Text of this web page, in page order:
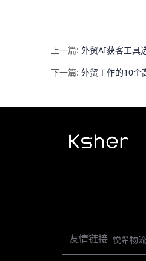
上一篇: 外贸AI获客工具
下一篇: 外贸工作的10个
友情链接 悦希物流